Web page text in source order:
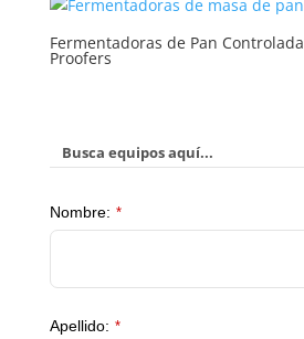
Fermentadoras de Pan
Proofers
Nombre: *
Apellido: *